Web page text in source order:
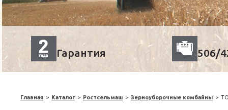
Гарантия 506/
Главная > Каталог > Ростсельмаш > Зерноуборочные комбайны >